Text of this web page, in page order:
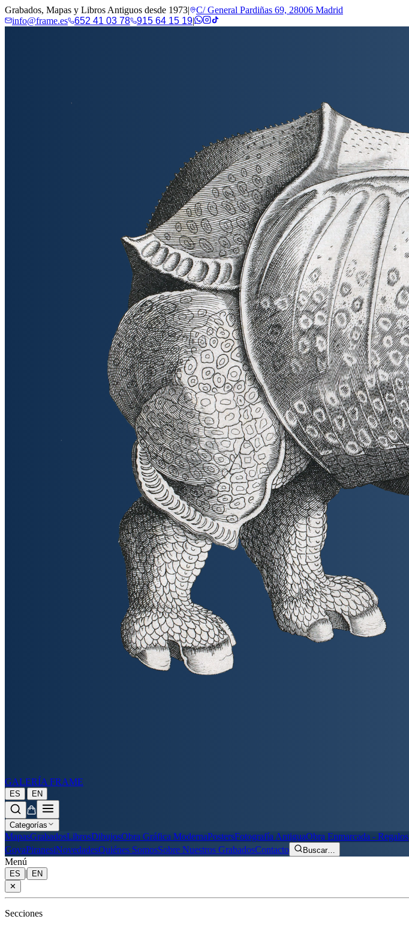
Grabados, Mapas y Libros Antiguos desde 1973|
C/ General Pardiñas 69, 28006 Madrid
info@frame.es
652 41 03 78 915 64 15 19|
GALERÍA FRAME
ES | EN
Categorías
MapasGrabadosLibrosDibujosObra Gráfica ModernaPostersFotografía AntiguaObra Enmarcada - Regalos
GoyaPiranesiNovedadesQuiénes SomosSobre Nuestros GrabadosContacto Buscar…
Menú
ES |
EN
✕
Secciones